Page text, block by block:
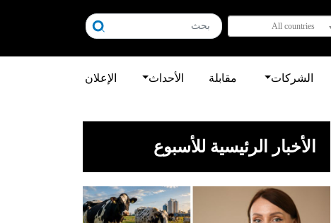
All countries
الشركات مقابلة الأحداث الإعلان
الأخبار الرئيسية للأسبوع